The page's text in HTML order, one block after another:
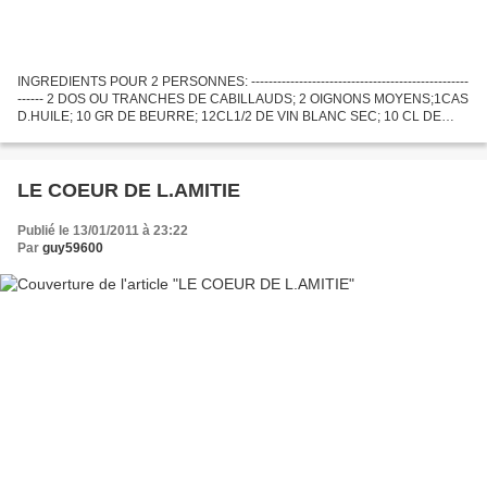
INGREDIENTS POUR 2 PERSONNES: --------------------------------------------------
------ 2 DOS OU TRANCHES DE CABILLAUDS; 2 OIGNONS MOYENS;1CAS
D.HUILE; 10 GR DE BEURRE; 12CL1/2 DE VIN BLANC SEC; 10 CL DE
LE COEUR DE L.AMITIE
Publié le 13/01/2011 à 23:22
Par guy59600